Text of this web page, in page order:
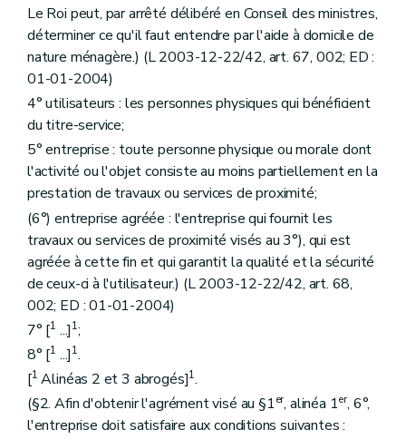
Le Roi peut, par arrêté délibéré en Conseil des ministres,
déterminer ce qu'il faut entendre par l'aide à domicile de
nature ménagère.) (L 2003-12-22/42, art. 67, 002; ED :
01-01-2004)
4° utilisateurs : les personnes physiques qui bénéficient
du titre-service;
5° entreprise : toute personne physique ou morale dont
l'activité ou l'objet consiste au moins partiellement en la
prestation de travaux ou services de proximité;
(6°) entreprise agréée : l'entreprise qui fournit les
travaux ou services de proximité visés au 3°), qui est
agréée à cette fin et qui garantit la qualité et la sécurité
de ceux-ci à l'utilisateur.) (L 2003-12-22/42, art. 68,
002; ED : 01-01-2004)
7° [1 ...]1;
8° [1 ...]1.
[1 Alinéas 2 et 3 abrogés]1.
(§2. Afin d'obtenir l'agrément visé au §1er, alinéa 1er, 6°,
l'entreprise doit satisfaire aux conditions suivantes :